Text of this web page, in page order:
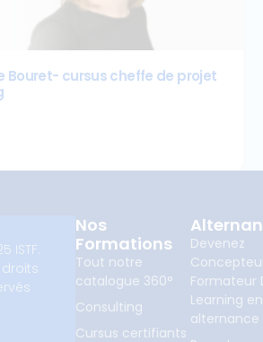
Bouret- cursus cheffe de projet
Nos
Formations
Tout notre
catalogue 360°
Consulting
Cursus certifiants
Devenez
Formateur
Learning en
alternance
ISTF.